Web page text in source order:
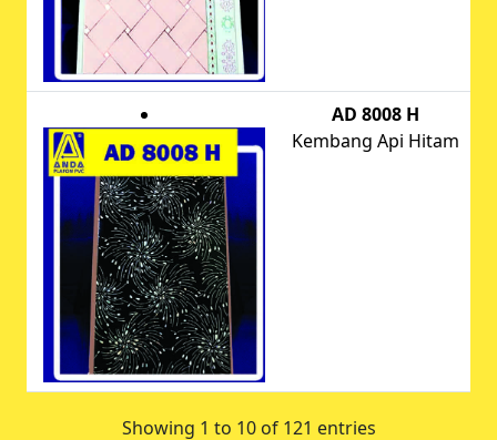
AD 8008 H
Kembang Api Hitam
Showing 1 to 10 of 121 entries